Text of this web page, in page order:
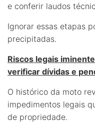
e conferir laudos
Ignorar essas etapas
precipitadas.
Riscos legais
verificar dívidas e
O histórico da moto
impedimentos legais
de propriedade.